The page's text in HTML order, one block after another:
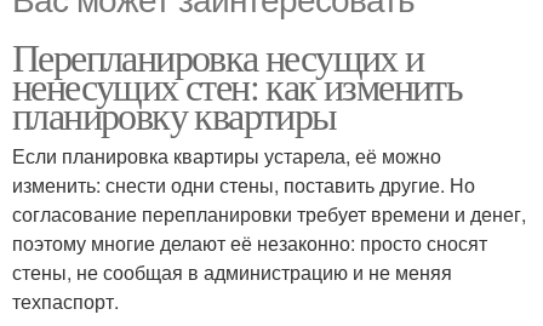
Перепланировка несущих и
ненесущих стен: как изменить
планировку квартиры
Если планировка квартиры устарела, её можно
изменить: снести одни стены, поставить другие. Но
согласование перепланировки требует времени и денег,
поэтому многие делают её незаконно: просто сносят
стены, не сообщая в администрацию и не меняя
техпаспорт.